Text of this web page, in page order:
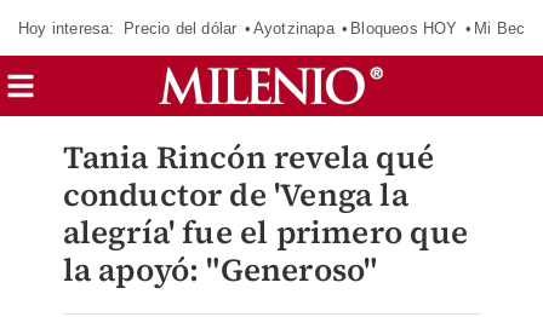
Hoy interesa: Precio del dólar Ayotzinapa Bloqueos HOY Mi Beca
Tania Rincón revela qué
conductor de 'Venga la
alegría' fue el primero que
la apoyó: "Generoso"